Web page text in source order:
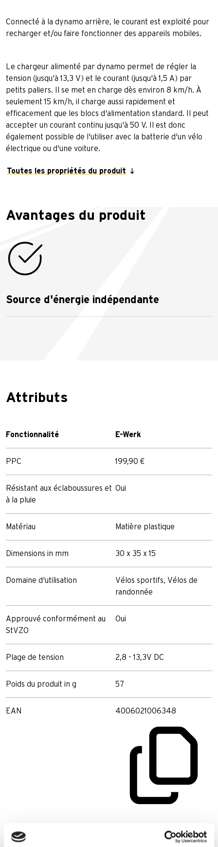
Connecté à la dynamo arrière, le courant est exploité pour
recharger et/ou faire fonctionner des appareils mobiles.
Le chargeur alimenté par dynamo permet de régler la
tension (jusqu'à 13,3 V) et le courant (jusqu'à 1,5 A) par
petits paliers. Il se met en charge dès environ 8 km/h. À
seulement 15 km/h, il charge aussi rapidement et
efficacement que les blocs d'alimentation standard. Il peut
accepter un courant continu jusqu'à 50 V. Il est donc
également possible de l'utiliser avec la batterie d'un vélo
électrique ou d'une voiture.
Toutes les propriétés du produit
Avantages du produit
Source d'énergie indépendante
Attributs
Fonctionnalité E-Werk
PPC 199,90 €
Résistant aux éclaboussures et
à la pluie
Oui
Matériau Matière plastique
Dimensions in mm 30 x 35 x 15
Domaine d'utilisation
Vélos sportifs, Vélos de
randonnée
Approuvé conformément au
StVZO
Oui
Plage de tension 2,8 - 13,3V DC
Poids du produit in g 57
EAN 4006021006348